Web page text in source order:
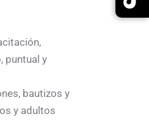
puntual y
bautizos y
y adultos